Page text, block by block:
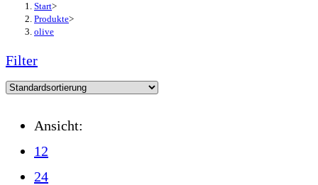
Start>
Produkte>
olive
Filter
Ansicht:
12
24